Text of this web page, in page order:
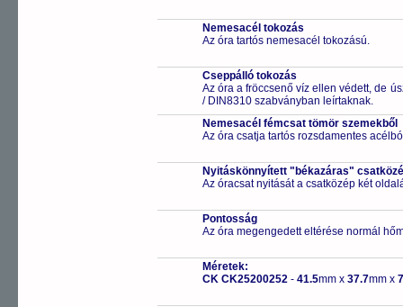
Nemesacél tokozás
Az óra tartós nemesacél tokozású.
Cseppálló tokozás
Az óra a fröccsenő víz ellen védett, de
/ DIN8310 szabványban leírtaknak.
Nemesacél fémcsat tömör szemekből
Az óra csatja tartós rozsdamentes
Nyitáskönnyített "békazáras"
Az óracsat nyitását a csatközép két
Pontosság
Az óra megengedett eltérése normál
Méretek:
CK CK25200252 - 41.5mm x 37.7mm x